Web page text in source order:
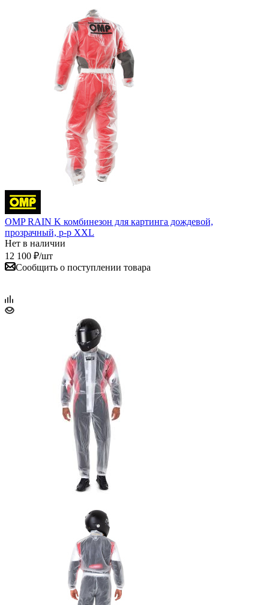
OMP RAIN K комбинезон для картинга дождевой,
прозрачный, р-р XXL
Нет в наличии
12 100 ₽/шт
Сообщить о поступлении товара